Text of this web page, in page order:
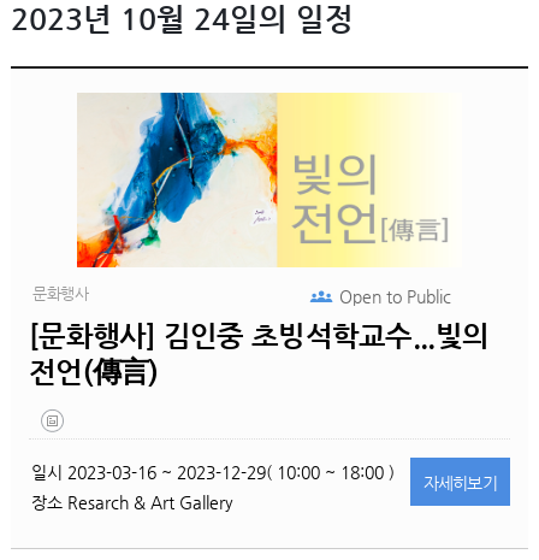
2023년 10월 24일의 일정
문화행사
[문화행사] 김인중 초빙석학교수...빛의
전언(傳言)
Open toPublic
일시 2023-03-16 ~ 2023-12-29( 10:00 ~ 18:00 )
장소 Resarch & Art Gallery
자세히보기